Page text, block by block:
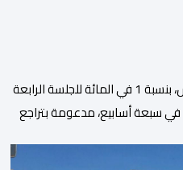
ارتفعت أسعار الذهب، اليوم الخميس، بنسبة 1 في المائة للجلسة الرابعة
في سبعة أسابيع، مدعومة بتراجع